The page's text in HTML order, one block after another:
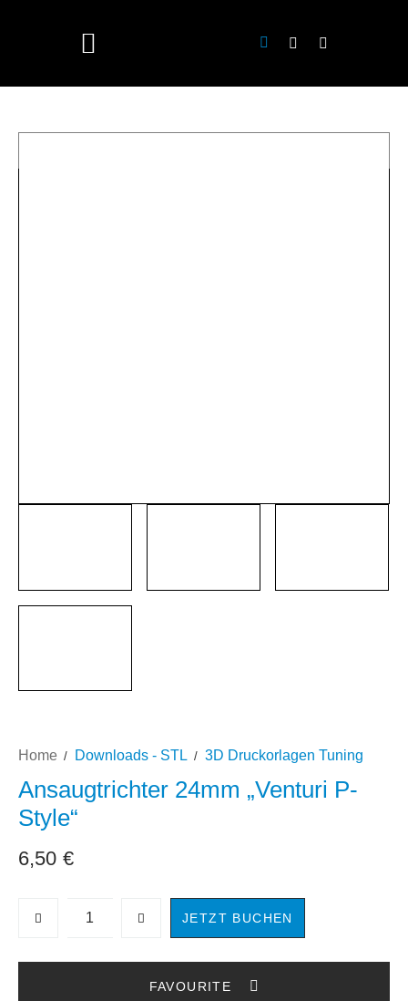
Home Downloads - STL 3D Druckorlagen Tuning
Ansaugtrichter 24mm „Venturi P-
Style“
6,50 €
JETZT BUCHEN